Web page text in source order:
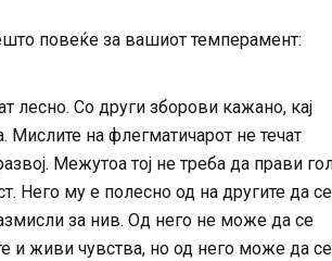
повеќе за вашиот темперамент:
лесно. Со други зборови кажано, кај
Мислите на флегматичарот не течат
Межутоа тој не треба да прави
Него му е полесно од на другите да се
за нив. Од него не може да се
и живи чувства, но од него може да се